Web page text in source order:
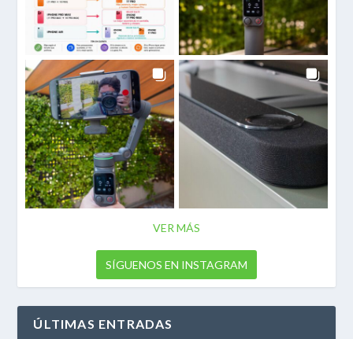
VER MÁS
SÍGUENOS EN INSTAGRAM
ÚLTIMAS ENTRADAS